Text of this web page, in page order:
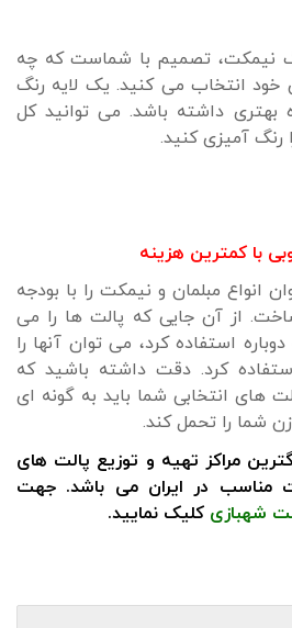
نیمکت، تصمیم با شماست که چه
خود انتخاب می کنید. یک لایه رنگ
بهتری داشته باشد. می توانید کل
رنگ آمیزی کنید.
با کمترین هزینه
انواع مبلمان و نیمکت را با بودجه
از آن جایی که پالت ها را می
استفاده کرد، می توان آنها را
کرد. دقت داشته باشید که
انتخابی شما باید به گونه ای
شما را تحمل کند.
مراکز تهیه و توزیع پالت های
مناسب در ایران می باشد. جهت
شهبازی کلیک نمایید.